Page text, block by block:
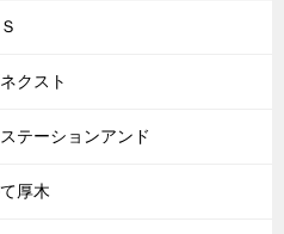
クスト
テーションアンド
厚木